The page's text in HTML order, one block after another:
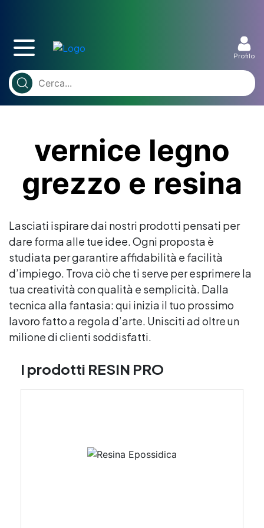
Profilo
vernice legno
grezzo e resina
Lasciati ispirare dai nostri prodotti pensati per
dare forma alle tue idee. Ogni proposta è
studiata per garantire affidabilità e facilità
d’impiego. Trova ciò che ti serve per esprimere la
tua creatività con qualità e semplicità. Dalla
tecnica alla fantasia: qui inizia il tuo prossimo
lavoro fatto a regola d’arte. Unisciti ad oltre un
milione di clienti soddisfatti.
I prodotti RESIN PRO